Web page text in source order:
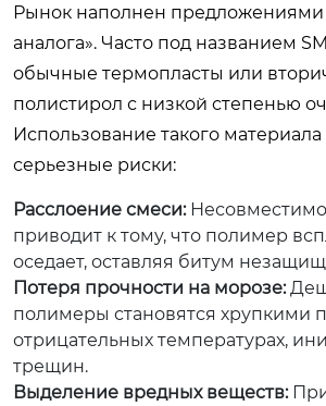
Рынок наполнен предложениями
аналога». Часто под названием
обычные термопласты или
полистирол с низкой степенью
Использование такого материала
серьезные риски:
Расслоение смеси:
приводит к тому, что полимер
оседает, оставляя битум
Потеря прочности на морозе:
полимеры становятся хрупкими
отрицательных температурах,
трещин.
Выделение вредных веществ: